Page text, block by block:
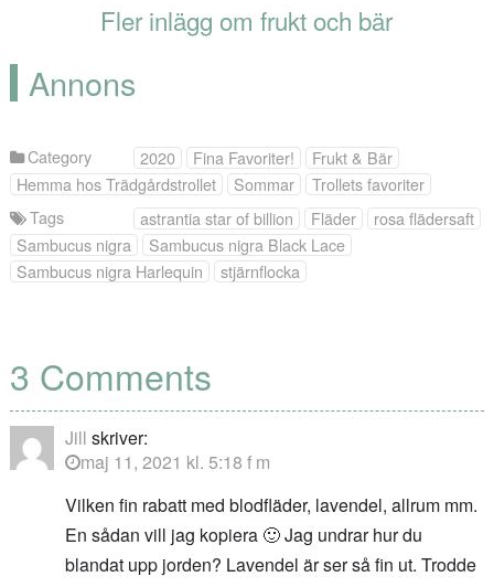
Fler inlägg om frukt och bär
Annons
Category 2020 Fina Favoriter!
Frukt & Bär
Hemma hos Trädgårdstrollet
Sommar
Trollets favoriter
Tags
astrantia star of billion Fläder
rosa flädersaft
Sambucus nigra
Sambucus nigra Black Lace
Sambucus nigra Harlequin
stjärnflocka
3 Comments
Jill skriver:
maj 11, 2021 kl. 5:18 f m
Vilken fin rabatt med blodfläder, lavendel, allrum mm.
En sådan vill jag kopiera 🙂 Jag undrar hur du
blandat upp jorden? Lavendel är ser så fin ut. Trodde